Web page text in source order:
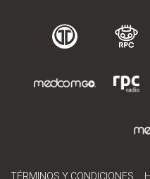
TÉRMINOS Y CONDICIONES